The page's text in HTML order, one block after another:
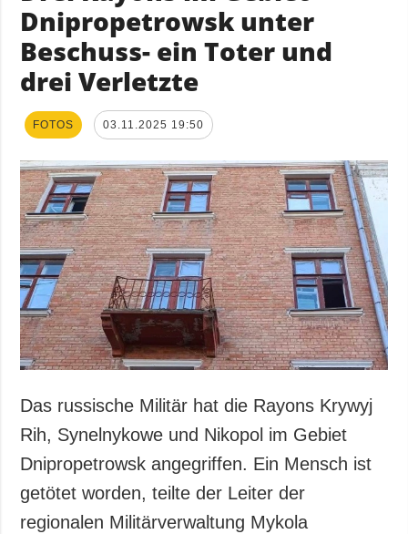
Dnipropetrowsk unter
Beschuss- ein Toter und
drei Verletzte
FOTOS 03.11.2025 19:50
Das russische Militär hat die Rayons Krywyj
Rih, Synelnykowe und Nikopol im Gebiet
Dnipropetrowsk angegriffen. Ein Mensch ist
getötet worden, teilte der Leiter der
regionalen Militärverwaltung Mykola